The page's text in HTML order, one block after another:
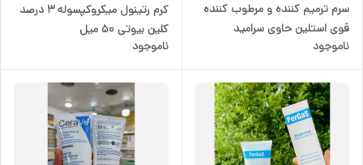
سرم ترمیم کننده و مرطوب کننده
قوی استلین حاوی سرامید
ناموجود
کرم رتینول میکروکپسوله 3 درصد
کلین بیوتی 50 میل
ناموجود